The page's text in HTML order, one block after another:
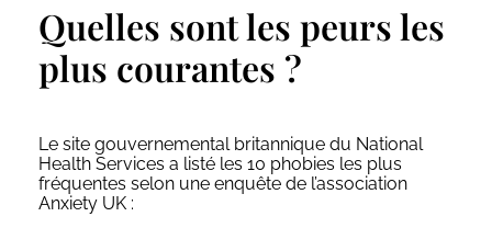
Quelles sont les peurs les
plus courantes ?
Le site gouvernemental britannique du National
Health Services a listé les 10 phobies les plus
fréquentes selon une enquête de l’association
Anxiety UK :